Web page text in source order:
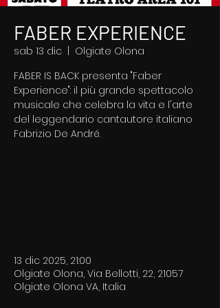
FABER EXPERIENCE
sab 13 dic
Olgiate Olona
FABER IS BACK presenta "Faber
Experience": il più grande spettacolo
musicale che celebra la vita e l'arte
del leggendario cantautore italiano
Fabrizio De André.
13 dic 2025, 21:00
Olgiate Olona, Via Bellotti, 22, 21057
Olgiate Olona VA, Italia